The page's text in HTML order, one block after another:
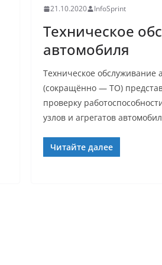
21.10.2020 InfoSprint
Техническое
автомобиля
Техническое обслуживание
(сокращённо — ТО)
проверку
узлов и агрегатов
Читайте далее